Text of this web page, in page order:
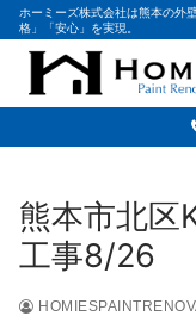
ホーミーズ株式会社は熊本の外
格」「安心」を実現。
熊本市北区
工事8/26